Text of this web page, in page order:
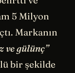
5 Milyon
Markanın
ve gülünç”
bir şekilde